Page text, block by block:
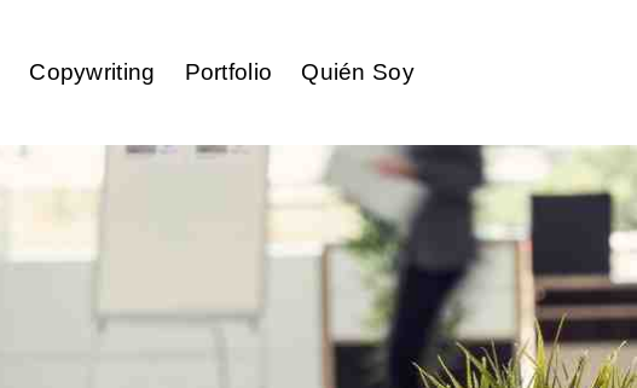
Copywriting Portfolio Quién Soy